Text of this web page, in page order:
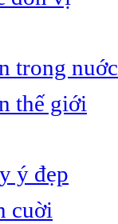
trong nuớc
thế giới
ý đẹp
cuời